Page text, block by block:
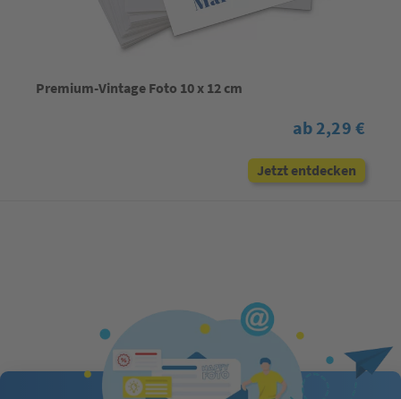
Premium-Vintage Foto 10 x 12 cm
ab 2,29 €
Jetzt entdecken